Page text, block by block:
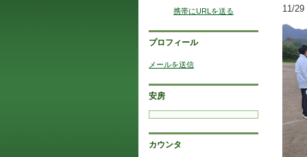
携帯にURLを送る
プロフィール
メールを送信
安房
カウンタ
11/